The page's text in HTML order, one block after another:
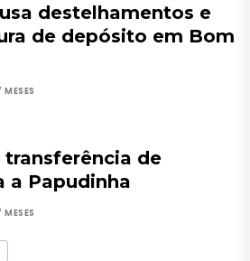
destelhamentos e
de depósito em Bom
MESES
transferência de
a Papudinha
MESES